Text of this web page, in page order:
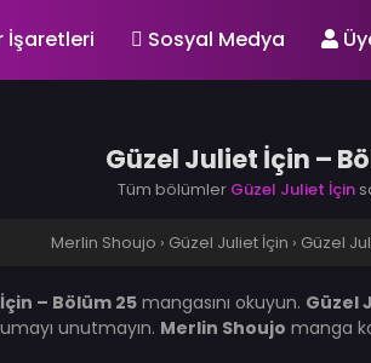
İşaretleri Sosyal Medya
Güzel Juliet İçin –
Tüm bölümler Güzel Juliet İçin
Merlin Shoujo › Güzel Juliet İçin › Güzel
– Bölüm 25 mangasını okuyun. Güzel
unutmayın. Merlin Shoujo manga